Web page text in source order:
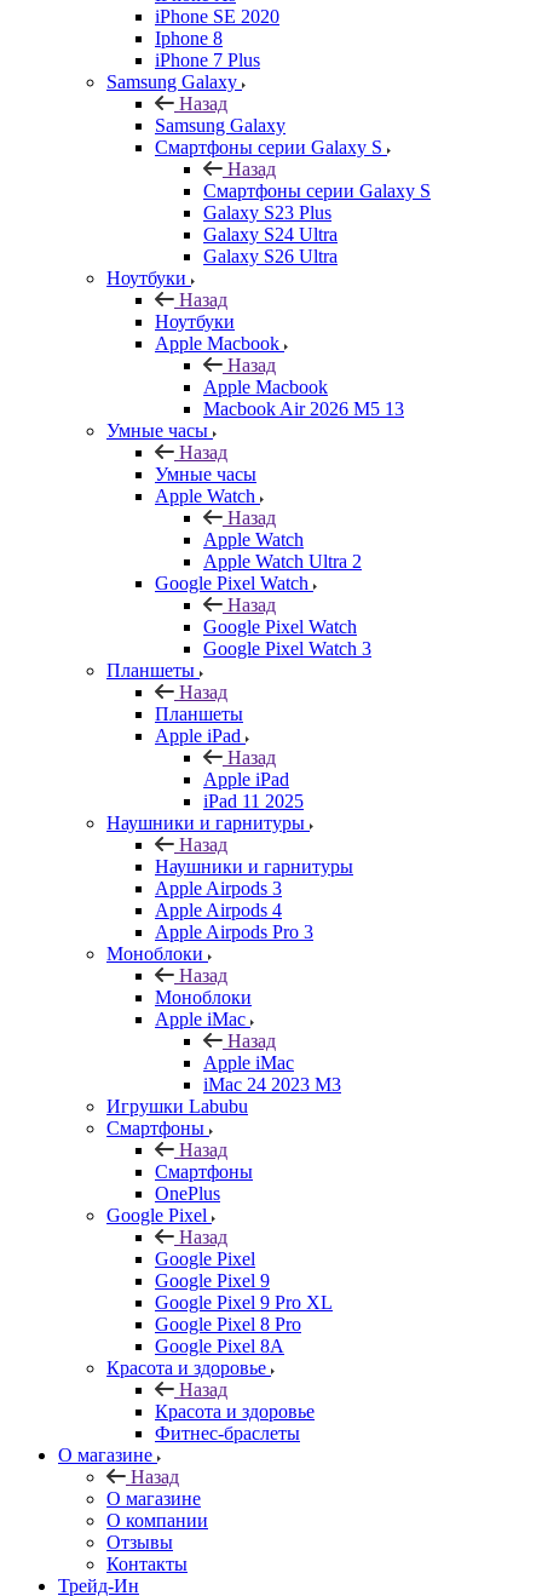
iPhone SE 2020
Iphone 8
iPhone 7 Plus
Samsung Galaxy
Назад
Samsung Galaxy
Смартфоны серии Galaxy S
Назад
Смартфоны серии Galaxy S
Galaxy S23 Plus
Galaxy S24 Ultra
Galaxy S26 Ultra
Ноутбуки
Назад
Ноутбуки
Apple Macbook
Назад
Apple Macbook
Macbook Air 2026 M5 13
Умные часы
Назад
Умные часы
Apple Watch
Назад
Apple Watch
Apple Watch Ultra 2
Google Pixel Watch
Назад
Google Pixel Watch
Google Pixel Watch 3
Планшеты
Назад
Планшеты
Apple iPad
Назад
Apple iPad
iPad 11 2025
Наушники и гарнитуры
Назад
Наушники и гарнитуры
Apple Airpods 3
Apple Airpods 4
Apple Airpods Pro 3
Моноблоки
Назад
Моноблоки
Apple iMac
Назад
Apple iMac
iMac 24 2023 M3
Игрушки Labubu
Смартфоны
Назад
Смартфоны
OnePlus
Google Pixel
Назад
Google Pixel
Google Pixel 9
Google Pixel 9 Pro XL
Google Pixel 8 Pro
Google Pixel 8A
Красота и здоровье
Назад
Красота и здоровье
Фитнес-браслеты
О магазине
Назад
О магазине
О компании
Отзывы
Контакты
Трейд-Ин